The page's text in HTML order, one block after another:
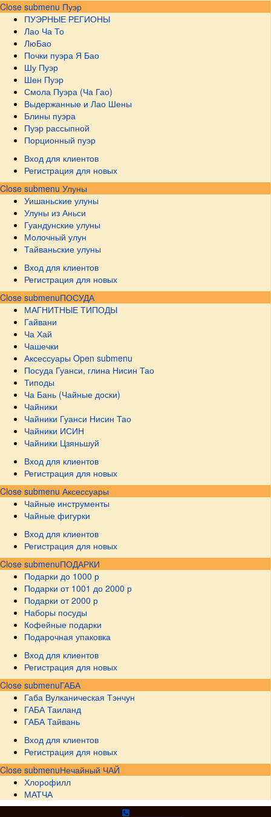
Close submenu Пуэр
ПУЭРНЫЕ РЕГИОНЫ
Лао Ча То
ЛюБао
Почки пуэра Я Бао
Шу Пуэр
Шен Пуэр
Смола Пуэра (Ча Гао)
Выдержанные и Лао Шены
Блины пуэра
Пуэр рассыпной
Порционный пуэр
Вход для клиентов
Регистрация для новых
Close submenu Улуны
Уишаньские улуны
Улуны из Аньси
Гуандунские улуны
Молочный улун
Тайваньские улуны
Вход для клиентов
Регистрация для новых
Close submenuПОСУДА
МАГНИТНЫЕ ТИПОДЫ
Гайвани
Ча Хай
Чашечки
Аксессуары Open submenu
Посуда Гуанси, глина Нисин Тао
Типоды
Ча Бань (Чайные доски)
Чайники
Чайники Гуанси Нисин Тао
Чайники ИСИН
Чайники Цзяньшуй
Вход для клиентов
Регистрация для новых
Close submenu Аксессуары
Чайные инструменты
Чайные фигурки
Вход для клиентов
Регистрация для новых
Close submenuПОДАРКИ
Подарки до 1000 р
Подарки от 1001 до 2000 р
Подарки от 2000 р
Наборы посуды
Кофейные подарки
Подарочная упаковка
Вход для клиентов
Регистрация для новых
Close submenuГАБА
Габа Вулканическая Тэнчун
ГАБА Таиланд
ГАБА Тайвань
Вход для клиентов
Регистрация для новых
Close submenuНечайный ЧАЙ
Хлорофилл
МАТЧА